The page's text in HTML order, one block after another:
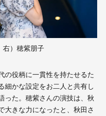
右）穂紫朋子
の役柄に一貫性を持たせるた
細かな設定をお二人と共有し
った。穂紫さんの演技は、秋
大きな力になったと、秋田さ